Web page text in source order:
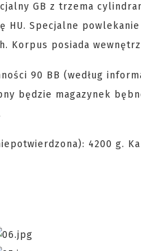
GB z trzema
HU. Specjalne
Korpus posiada
90 BB (według
będzie magazynek
4200 g.